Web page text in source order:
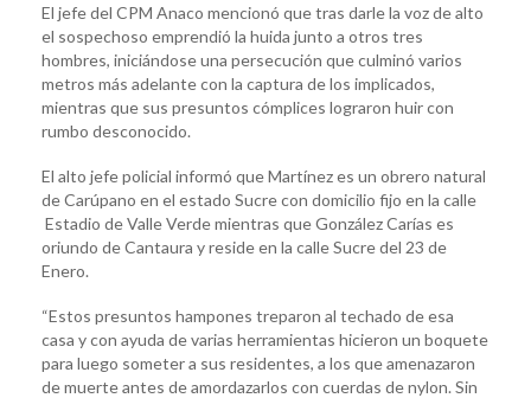
El jefe del CPM Anaco mencionó que tras darle la voz de alto
el sospechoso emprendió la huida junto a otros tres
hombres, iniciándose una persecución que culminó varios
metros más adelante con la captura de los implicados,
mientras que sus presuntos cómplices lograron huir con
rumbo desconocido.
El alto jefe policial informó que Martínez es un obrero natural
de Carúpano en el estado Sucre con domicilio fijo en la calle
Estadio de Valle Verde mientras que González Carías es
oriundo de Cantaura y reside en la calle Sucre del 23 de
Enero.
“Estos presuntos hampones treparon al techado de esa
casa y con ayuda de varias herramientas hicieron un boquete
para luego someter a sus residentes, a los que amenazaron
de muerte antes de amordazarlos con cuerdas de nylon. Sin